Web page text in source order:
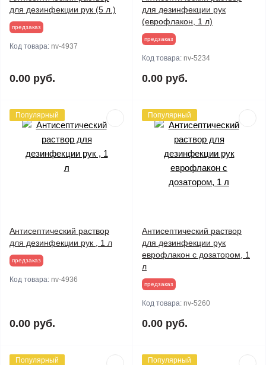
для дезинфекции рук (5 л.)
предзаказ
Код товара: nv-4937
0.00 руб.
для дезинфекции рук
(еврофлакон, 1 л)
предзаказ
Код товара: nv-5234
0.00 руб.
Популярный
Антисептический раствор
для дезинфекции рук , 1 л
предзаказ
Код товара: nv-4936
0.00 руб.
Популярный
Антисептический раствор
для дезинфекции рук
еврофлакон с дозатором, 1
л
предзаказ
Код товара: nv-5260
0.00 руб.
Популярный Популярный